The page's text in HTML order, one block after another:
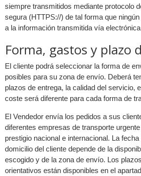
siempre transmitidos mediante protocolo
segura (HTTPS://) de tal forma que
a la información transmitida vía
Forma, gastos y plazo
El cliente podrá seleccionar la forma de
posibles para su zona de envío. Deberá
plazos de entrega, la calidad del servicio,
coste será diferente para cada forma de
El Vendedor envía los pedidos a sus
diferentes empresas de transporte
prestigio nacional e internacional. La
domicilio del cliente depende de la
escogido y de la zona de envío. Los
orientativos están disponibles en el